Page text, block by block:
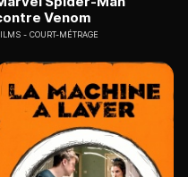
Venom
COURT-MÉTRAGE